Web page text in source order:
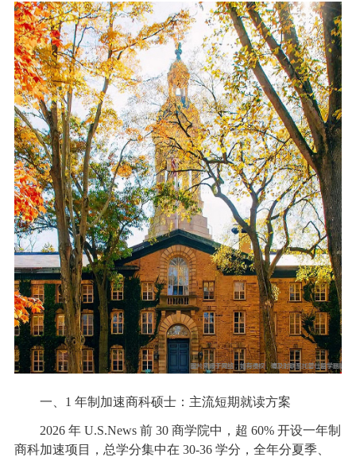
一、1 年制加速商科硕士：主流短期就读方案
2026 年 U.S.News 前 30 商学院中，超 60% 开设一年制
商科加速项目，总学分集中在 30-36 学分，全年分夏季、